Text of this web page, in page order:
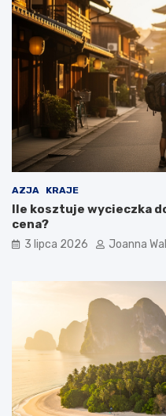
AZJA KRAJE
Ile kosztuje wycieczka
cena?
3 lipca 2026 Joanna